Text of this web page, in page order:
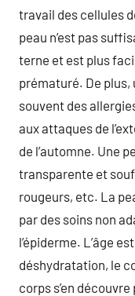
travail des cellules
peau n’est pas
terne et est plus
prématuré. De
souvent des
aux attaques de
de l’automne. Une
transparente et
rougeurs, etc. La
par des soins non
l’épiderme. L’âge
déshydratation, le
corps s’en